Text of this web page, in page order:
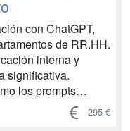
con ChatGPT,
de RR.HH.
interna y
significativa.
los prompts
pueden ser utilizados
del
295 €